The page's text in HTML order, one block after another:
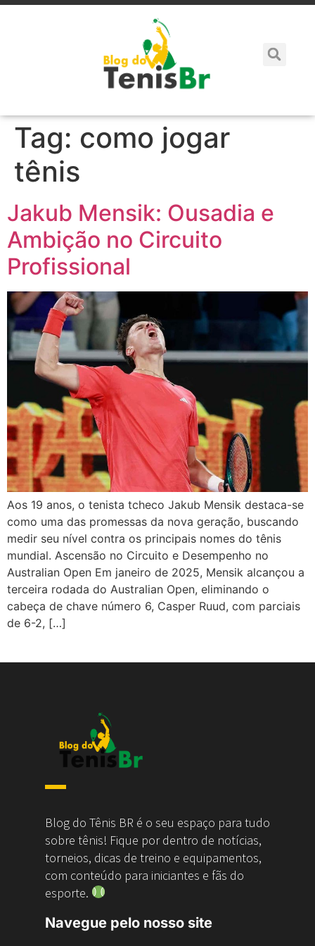
Tag: como jogar
tênis
Jakub Mensik: Ousadia e
Ambição no Circuito
Profissional
Aos 19 anos, o tenista tcheco Jakub Mensik destaca-se
como uma das promessas da nova geração, buscando
medir seu nível contra os principais nomes do tênis
mundial. Ascensão no Circuito e Desempenho no
Australian Open Em janeiro de 2025, Mensik alcançou a
terceira rodada do Australian Open, eliminando o
cabeça de chave número 6, Casper Ruud, com parciais
de 6-2, […]
Blog do Tênis BR é o seu espaço para tudo
sobre tênis! Fique por dentro de notícias,
torneios, dicas de treino e equipamentos,
com conteúdo para iniciantes e fãs do
esporte.
Navegue pelo nosso site